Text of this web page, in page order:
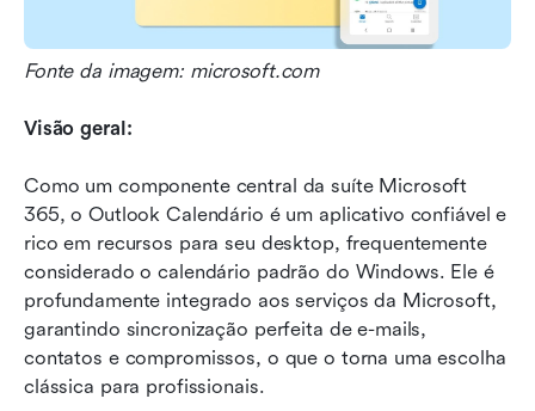
Fonte da imagem: microsoft.com
Visão geral:
Como um componente central da suíte Microsoft
365, o Outlook Calendário é um aplicativo confiável e
rico em recursos para seu desktop, frequentemente
considerado o calendário padrão do Windows. Ele é
profundamente integrado aos serviços da Microsoft,
garantindo sincronização perfeita de e-mails,
contatos e compromissos, o que o torna uma escolha
clássica para profissionais.